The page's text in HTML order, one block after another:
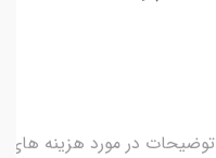
توضیحات در مورد هزینه های